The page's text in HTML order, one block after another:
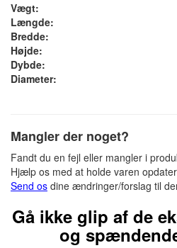
Vægt:
Længde:
Bredde:
Højde:
Dybde:
Diameter:
Mangler der noget?
Fandt du en fejl eller mangler i
Hjælp os med at holde varen
Send os dine ændringer/forslag til
Gå ikke glip af de
og